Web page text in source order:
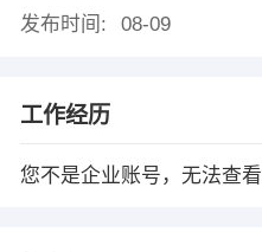
发布时间:
08-09
工作经历
您不是企业账号，无法查看